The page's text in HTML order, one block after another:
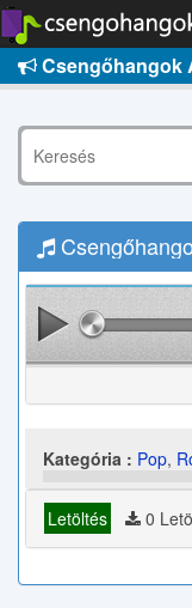
Csengőhangok
Kategória : Pop,
Letöltés 0